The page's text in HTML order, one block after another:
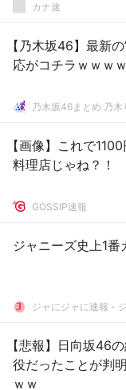
カナ速
【乃木坂46】最新
応がコチラｗｗｗ
乃木坂46まとめ 乃木
【画像】これで
料理店じゃね？！
GOSSIP速報
ジャニーズ史上1
ジャにジャに速報 -
【悲報】日向坂46
役だったことが判
ｗｗ